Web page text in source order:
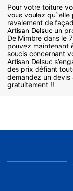
Pour votre toiture
vous voulez qu`elle
ravalement de
Artisan Delsuc un
De Mimbre dans le
pouvez maintenant
soucis concernant
Artisan Delsuc
des prix défiant
demandez un
gratuitement !!